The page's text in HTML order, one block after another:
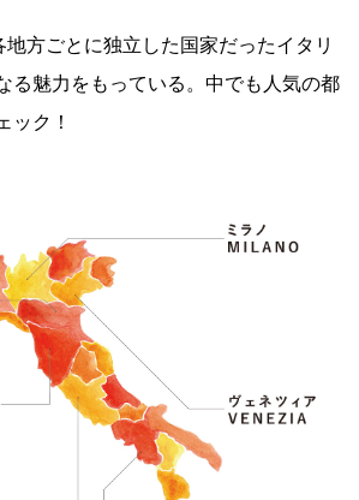
方ごとに独立した国家だったイタリ
る魅力をもっている。中でも人気の都
ック！